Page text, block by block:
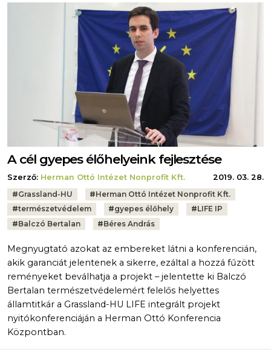
A cél gyepes élőhelyeink fejlesztése
Szerző: Herman Ottó Intézet Nonprofit Kft.
2019. 03. 28.
Tags:
#Grassland-HU #Herman Ottó Intézet Nonprofit Kft.
#természetvédelem #gyepes élőhely #LIFE IP
#Balczó Bertalan #Béres András
Megnyugtató azokat az embereket látni a konferencián,
akik garanciát jelentenek a sikerre, ezáltal a hozzá fűzött
reményeket beválhatja a projekt – jelentette ki Balczó
Bertalan természetvédelemért felelős helyettes
államtitkár a Grassland-HU LIFE integrált projekt
nyitókonferenciáján a Herman Ottó Konferencia
Központban.